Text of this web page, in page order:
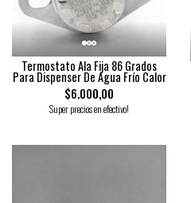
Termostato Ala Fija 86 Grados
Para Dispenser De Agua Frío Calor
$6.000,00
Super precios en efectivo!